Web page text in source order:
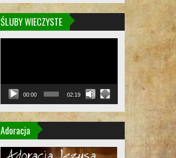
ŚLUBY WIECZYSTE
00:00 02:19
Adoracja